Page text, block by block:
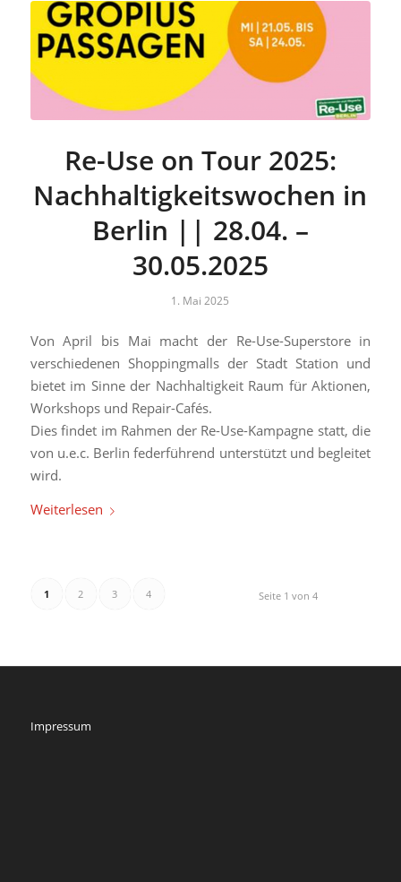
Re-Use on Tour 2025:
Nachhaltigkeitswochen in
Berlin || 28.04. –
30.05.2025
1. Mai 2025
Von April bis Mai macht der Re-Use-Superstore in
verschiedenen Shoppingmalls der Stadt Station und
bietet im Sinne der Nachhaltigkeit Raum für Aktionen,
Workshops und Repair-Cafés.
Dies findet im Rahmen der Re-Use-Kampagne statt, die
von u.e.c. Berlin federführend unterstützt und begleitet
wird.
Weiterlesen
Seite 1 von 4
1 2 3 4
Impressum